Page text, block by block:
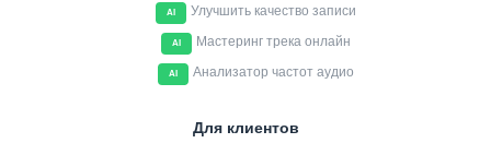
AI Улучшить качество записи
AI Мастеринг трека онлайн
AI Анализатор частот аудио
Для клиентов